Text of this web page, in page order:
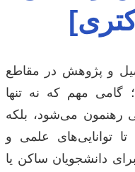
و پژوهش در مقاطع
مهم که نه تنها
رهنمون می‌شود، بلکه
توانایی‌های علمی و
دانشجویان ساکن یا